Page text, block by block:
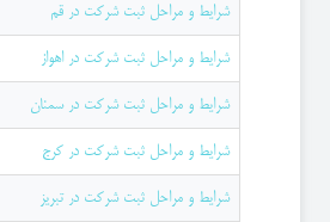
شرایط و مراحل ثبت شرکت در قم
شرایط و مراحل ثبت شرکت در اهواز
شرایط و مراحل ثبت شرکت در سمنان
شرایط و مراحل ثبت شرکت در کرج
شرایط و مراحل ثبت شرکت در تبریز